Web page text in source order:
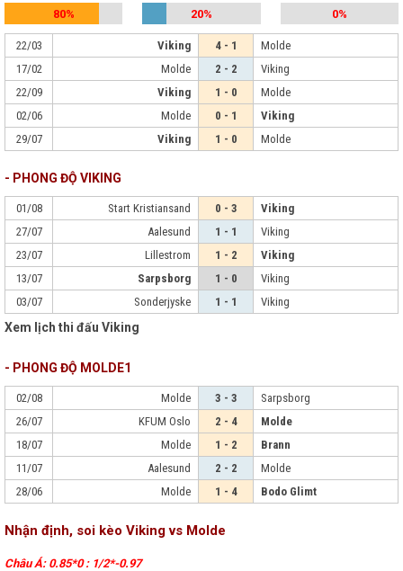
80%
20%
0%
22/03 Viking 4 - 1
Molde
17/02
Molde 2 - 2
Viking
22/09
Viking 1 - 0
Molde
02/06
Molde 0 - 1
Viking
29/07
Viking 1 - 0 Molde
- PHONG ĐỘ VIKING
01/08 Start Kristiansand 0 - 3
Viking
27/07
Aalesund 1 - 1
Viking
23/07
Lillestrom 1 - 2
Viking
13/07
Sarpsborg 1 - 0
Viking
03/07
Sonderjyske 1 - 1 Viking
Xem lịch thi đấu Viking
- PHONG ĐỘ MOLDE1
02/08 Molde 3 - 3
Sarpsborg
26/07
KFUM Oslo 2 - 4
Molde
18/07
Molde 1 - 2
Brann
11/07
Aalesund 2 - 2
Molde
28/06
Molde 1 - 4 Bodo Glimt
Nhận định, soi kèo Viking vs Molde
Châu Á: 0.85*0 : 1/2*-0.97